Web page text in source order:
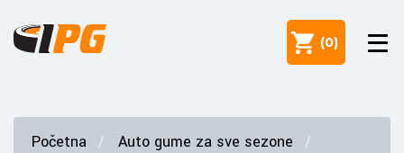
(0)
Početna
Auto gume za sve sezone